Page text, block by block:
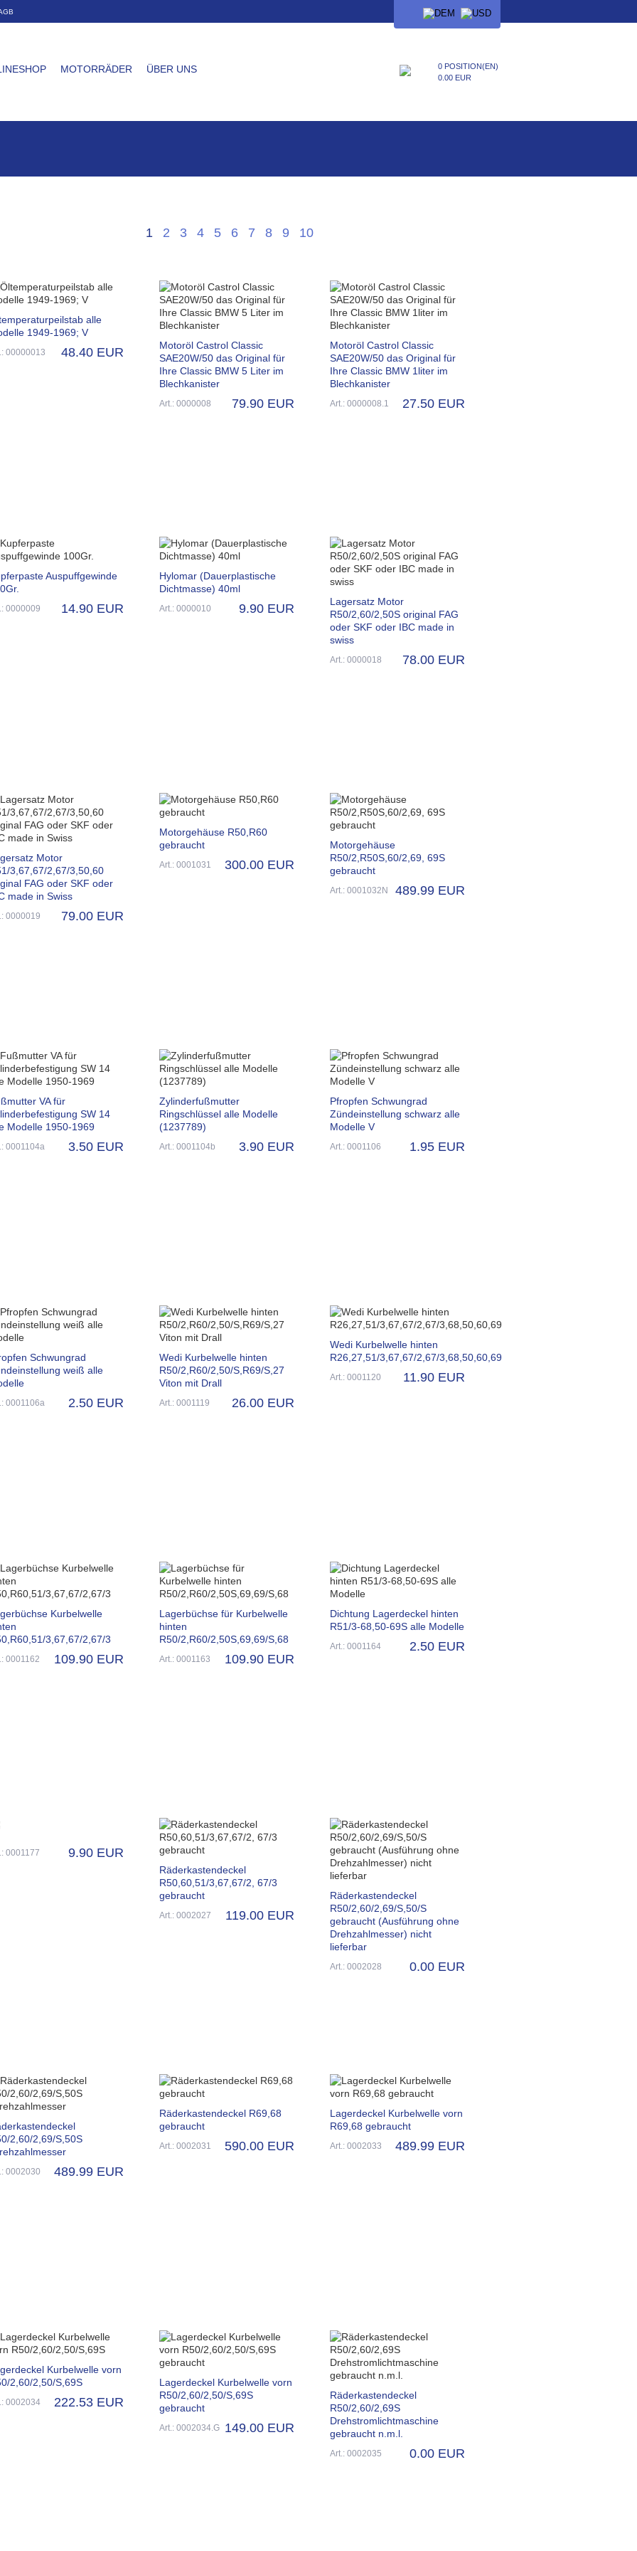
MOTORRÄDER ÜBER UNS
0 POSITION(EN)
0.00 EUR
1 2 3 4 5 6 7 8 9 10
alle
1949-1969; V
00000013 48.40 EUR
Motoröl Castrol Classic
SAE20W/50 das Original für
Ihre Classic BMW 5 Liter im
Blechkanister
Art.: 0000008 79.90 EUR
Motoröl Castrol Classic
SAE20W/50 das Original für
Ihre Classic BMW 1liter im
Blechkanister
Art.: 0000008.1 27.50 EUR
Auspuffgewinde
0000009 14.90 EUR
Hylomar (Dauerplastische
Dichtmasse) 40ml
Art.: 0000010 9.90 EUR
Lagersatz Motor
R50/2,60/2,50S original FAG
oder SKF oder IBC made in
swiss
Art.: 0000018 78.00 EUR
Motor
3,67,67/2,67/3,50,60
FAG oder SKF oder
made in Swiss
0000019 79.00 EUR
Motorgehäuse R50,R60
gebraucht
Art.: 0001031 300.00 EUR
Motorgehäuse
R50/2,R50S,60/2,69, 69S
gebraucht
Art.: 0001032N 489.99 EUR
VA für
SW 14
Modelle 1950-1969
0001104a 3.50 EUR
Zylinderfußmutter
Ringschlüssel alle Modelle
(1237789)
Art.: 0001104b 3.90 EUR
Pfropfen Schwungrad
Zündeinstellung schwarz alle
Modelle V
Art.: 0001106 1.95 EUR
Schwungrad
weiß alle
0001106a 2.50 EUR
Wedi Kurbelwelle hinten
R50/2,R60/2,50/S,R69/S,27
Viton mit Drall
Art.: 0001119 26.00 EUR
Wedi Kurbelwelle hinten
R26,27,51/3,67,67/2,67/3,68,50,60,69
Art.: 0001120 11.90 EUR
Kurbelwelle
3,67,67/2,67/3
0001162 109.90 EUR
Lagerbüchse für Kurbelwelle
hinten
R50/2,R60/2,50S,69,69/S,68
Art.: 0001163 109.90 EUR
Dichtung Lagerdeckel hinten
R51/3-68,50-69S alle Modelle
Art.: 0001164 2.50 EUR
0001177 9.90 EUR
Räderkastendeckel
R50,60,51/3,67,67/2, 67/3
gebraucht
Art.: 0002027 119.00 EUR
Räderkastendeckel
R50/2,60/2,69/S,50/S
gebraucht (Ausführung ohne
Drehzahlmesser) nicht
lieferbar
Art.: 0002028 0.00 EUR
2,60/2,69/S,50S
0002030 489.99 EUR
Räderkastendeckel R69,68
gebraucht
Art.: 0002031 590.00 EUR
Lagerdeckel Kurbelwelle vorn
R69,68 gebraucht
Art.: 0002033 489.99 EUR
Kurbelwelle vorn
2,60/2,50/S,69S
0002034 222.53 EUR
Lagerdeckel Kurbelwelle vorn
R50/2,60/2,50/S,69S
gebraucht
Art.: 0002034.G 149.00 EUR
Räderkastendeckel
R50/2,60/2,69S
Drehstromlichtmaschine
gebraucht n.m.l.
Art.: 0002035 0.00 EUR